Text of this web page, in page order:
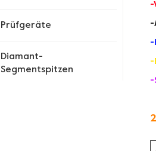
-
-
-
-
-
Prüfgeräte
Diamant-
Segmentspitzen